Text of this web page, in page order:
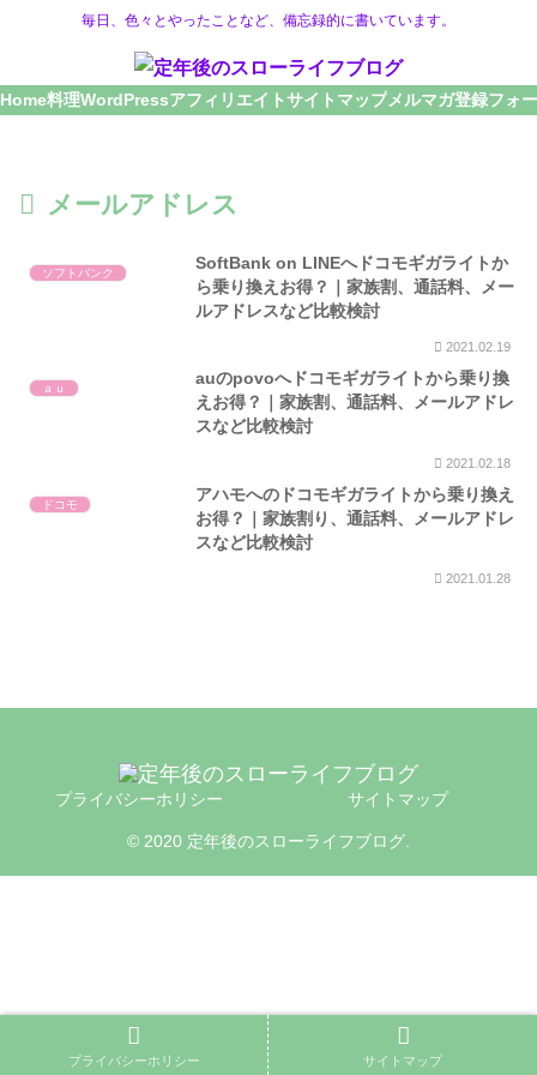
毎日、色々とやったことなど、備忘録的に書いています。
Home料理WordPressアフィリエイトサイトマップメルマガ登録フォ
メールアドレス
ソフトバンク
SoftBank on LINEへドコモギガライトか
ら乗り換えお得？｜家族割、通話料、メー
ルアドレスなど比較検討
2021.02.19
ａｕ
auのpovoへドコモギガライトから乗り換
えお得？｜家族割、通話料、メールアドレ
スなど比較検討
2021.02.18
ドコモ
アハモへのドコモギガライトから乗り換え
お得？｜家族割り、通話料、メールアドレ
スなど比較検討
2021.01.28
プライバシーホリシー サイトマップ
© 2020 定年後のスローライフブログ.
プライバシーホリシー サイトマップ